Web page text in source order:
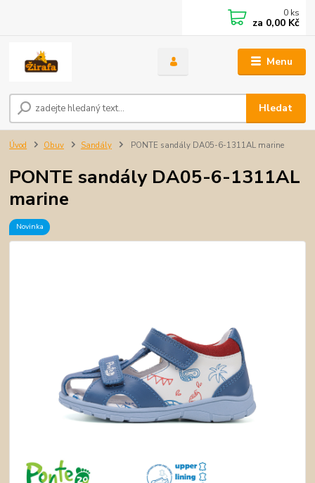
Menu
Hledat
0 ks
za 0,00 Kč
Úvod Obuv Sandály PONTE sandály DA05-6-1311AL marine
PONTE sandály DA05-6-1311AL
marine
Novinka